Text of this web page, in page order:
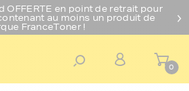
OFFERTE en point de retrait pour
au moins un produit de
FranceToner !
0